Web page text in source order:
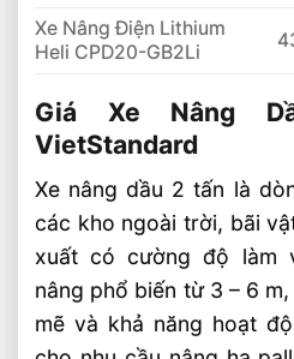
Xe Nâng Điện Lithium
Heli CPD20-GB2Li
Giá Xe Nâng
VietStandard
Xe nâng dầu 2 tấn là
các kho ngoài trời, bãi
xuất có cường độ làm
nâng phổ biến từ 3 – 6
mẽ và khả năng hoạt